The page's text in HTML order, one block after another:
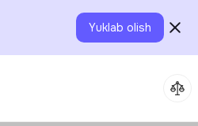
Yuklab olish